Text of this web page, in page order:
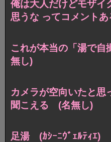
俺は大人だけどモザイ
思うな ってコメント
これが本当の「湯で
無し)
カメラが空向いたと思
聞こえる (名無し)
足湯 (ｶｼｰﾆｳﾞｪﾙﾃｨｴ)